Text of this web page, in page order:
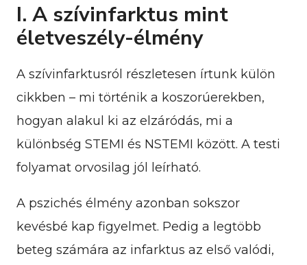
I. A szívinfarktus mint
életveszély-élmény
A szívinfarktusról részletesen írtunk külön
cikkben – mi történik a koszorúerekben,
hogyan alakul ki az elzáródás, mi a
különbség STEMI és NSTEMI között. A testi
folyamat orvosilag jól leírható.
A pszichés élmény azonban sokszor
kevésbé kap figyelmet. Pedig a legtöbb
beteg számára az infarktus az első valódi,